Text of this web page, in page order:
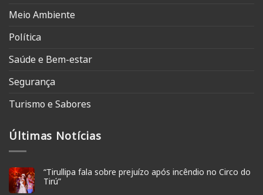
Meio Ambiente
Política
Saúde e Bem-estar
Segurança
Turismo e Sabores
Últimas Notícias
“Tirullipa fala sobre prejuízo após incêndio no Circo do
Tirú”